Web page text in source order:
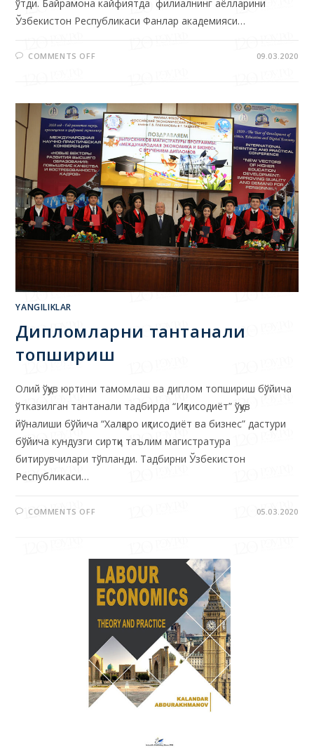
Дипломларни тантанали
топшириш
Олий ўқув юртини тамомлаш ва диплом топшириш бўйича
йўналиши бўйича “Халқаро иқтисодиёт ва бизнес” дастури
бўйича кундузги сиртқи таълим магистратура
битирувчилари тўпланди. Тадбирни Ўзбекистон
Республикаси…
COMMENTS OFF